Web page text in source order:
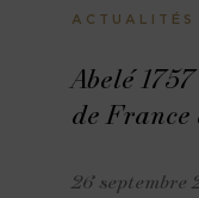
ACTUALITÉS
Abelé
de France
26 septembre